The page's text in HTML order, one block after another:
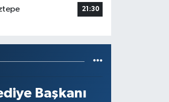
21:30
Başkanı